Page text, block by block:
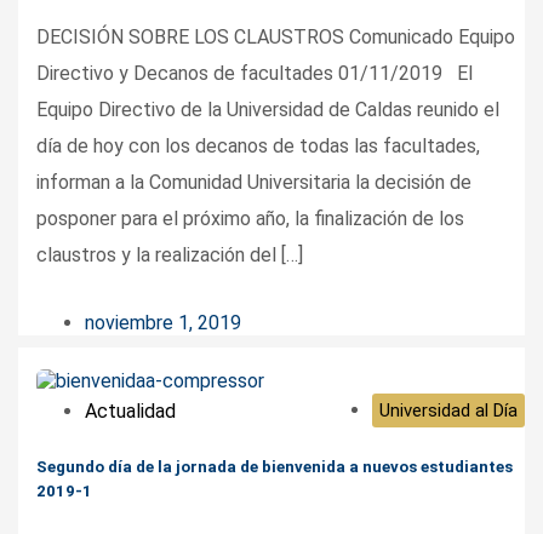
DECISIÓN SOBRE LOS CLAUSTROS Comunicado Equipo
Directivo y Decanos de facultades 01/11/2019 El
Equipo Directivo de la Universidad de Caldas reunido el
día de hoy con los decanos de todas las facultades,
informan a la Comunidad Universitaria la decisión de
posponer para el próximo año, la finalización de los
claustros y la realización del […]
noviembre 1, 2019
Actualidad Universidad al Día
Segundo día de la jornada de bienvenida a nuevos estudiantes
2019-1